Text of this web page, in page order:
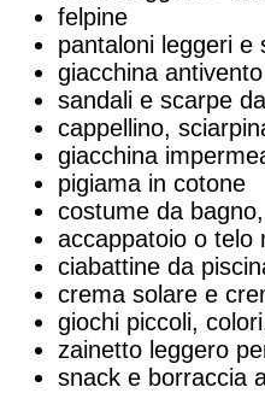
felpine
pantaloni leggeri e
giacchina antivento
sandali e scarpe
cappellino,
giacchina
pigiama in cotone
costume da
accappatoio o telo
ciabattine da
crema solare e
giochi piccoli,
zainetto leggero
snack e borraccia